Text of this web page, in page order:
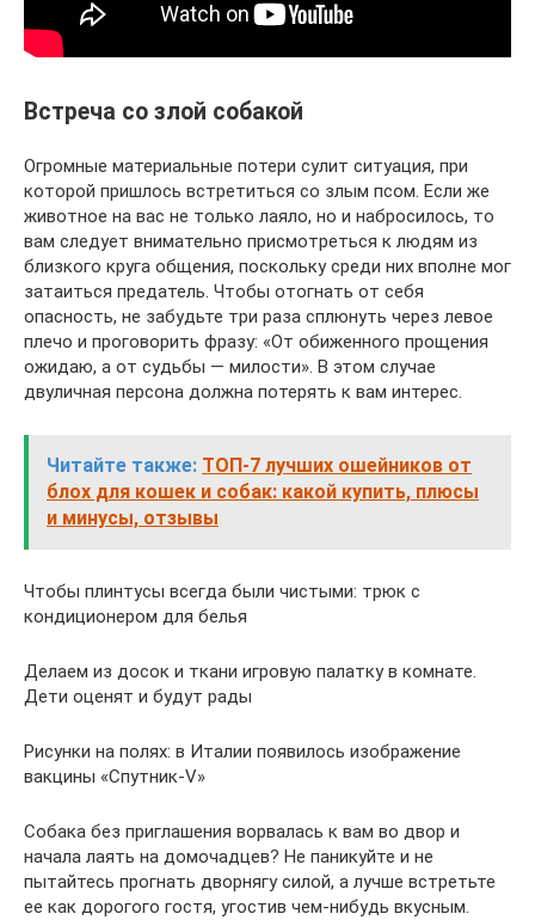
Встреча со злой собакой
Огромные материальные потери сулит ситуация, при
которой пришлось встретиться со злым псом. Если же
животное на вас не только лаяло, но и набросилось, то
вам следует внимательно присмотреться к людям из
близкого круга общения, поскольку среди них вполне мог
затаиться предатель. Чтобы отогнать от себя
опасность, не забудьте три раза сплюнуть через левое
плечо и проговорить фразу: «От обиженного прощения
ожидаю, а от судьбы — милости». В этом случае
двуличная персона должна потерять к вам интерес.
Читайте также: ТОП-7 лучших ошейников от
блох для кошек и собак: какой купить, плюсы
и минусы, отзывы
Чтобы плинтусы всегда были чистыми: трюк с
кондиционером для белья
Делаем из досок и ткани игровую палатку в комнате.
Дети оценят и будут рады
Рисунки на полях: в Италии появилось изображение
вакцины «Спутник-V»
Собака без приглашения ворвалась к вам во двор и
начала лаять на домочадцев? Не паникуйте и не
пытайтесь прогнать дворнягу силой, а лучше встретьте
ее как дорогого гостя, угостив чем-нибудь вкусным.